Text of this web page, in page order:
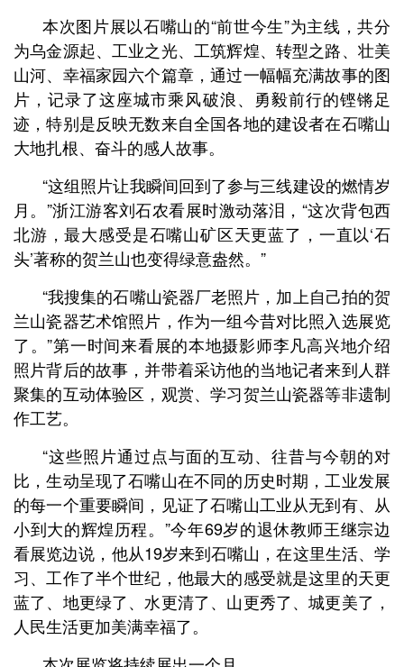
本次图片展以石嘴山的“前世今生”为主线，共分
为乌金源起、工业之光、工筑辉煌、转型之路、壮美
山河、幸福家园六个篇章，通过一幅幅充满故事的图
片，记录了这座城市乘风破浪、勇毅前行的铿锵足
迹，特别是反映无数来自全国各地的建设者在石嘴山
大地扎根、奋斗的感人故事。
“这组照片让我瞬间回到了参与三线建设的燃情岁
月。”浙江游客刘石农看展时激动落泪，“这次背包西
北游，最大感受是石嘴山矿区天更蓝了，一直以‘石
头’著称的贺兰山也变得绿意盎然。”
“我搜集的石嘴山瓷器厂老照片，加上自己拍的贺
兰山瓷器艺术馆照片，作为一组今昔对比照入选展览
了。”第一时间来看展的本地摄影师李凡高兴地介绍
照片背后的故事，并带着采访他的当地记者来到人群
聚集的互动体验区，观赏、学习贺兰山瓷器等非遗制
作工艺。
“这些照片通过点与面的互动、往昔与今朝的对
比，生动呈现了石嘴山在不同的历史时期，工业发展
的每一个重要瞬间，见证了石嘴山工业从无到有、从
小到大的辉煌历程。”今年69岁的退休教师王继宗边
看展览边说，他从19岁来到石嘴山，在这里生活、学
习、工作了半个世纪，他最大的感受就是这里的天更
蓝了、地更绿了、水更清了、山更秀了、城更美了，
人民生活更加美满幸福了。